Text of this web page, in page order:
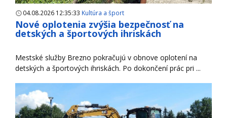
04.08.2026 12:35:33 Kultúra a šport
Nové oplotenia zvýšia bezpečnosť na
detských a športových ihriskách
Mestské služby Brezno pokračujú v obnove oplotení na
detských a športových ihriskách. Po dokončení prác pri ...